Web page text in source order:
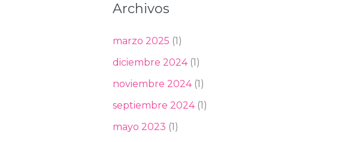
Archivos
marzo 2025 (1)
diciembre 2024(1)
noviembre 2024(1)
septiembre 2024(1)
mayo 2023 (1)